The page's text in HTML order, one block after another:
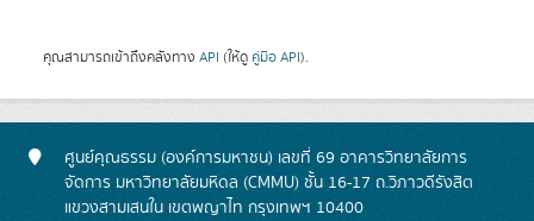
คุณสามารถเข้าถึงคลังทาง API (ให้ดู คู่มือ API).
ศูนย์คุณธรรม (องค์การมหาชน) เลขที่ 69 อาคารวิทยาลัยการ
จัดการ มหาวิทยาลัยมหิดล (CMMU) ชั้น 16-17 ถ.วิภาวดีรังสิต
แขวงสามเสนใน เขตพญาไท กรุงเทพฯ 10400